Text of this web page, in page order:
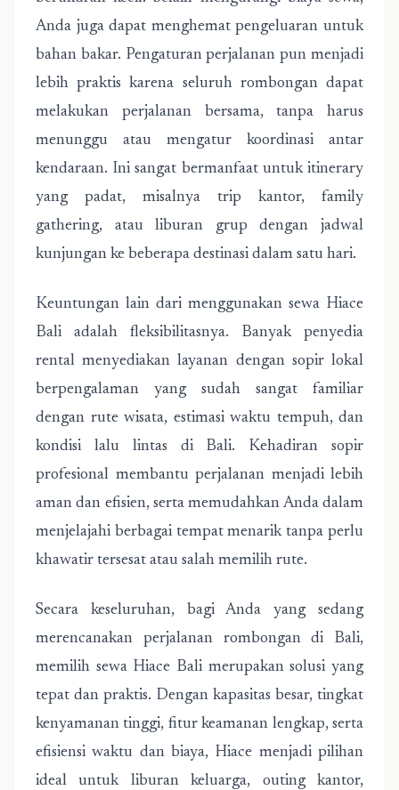
Anda juga dapat menghemat pengeluaran untuk
bahan bakar. Pengaturan perjalanan pun menjadi
lebih praktis karena seluruh rombongan dapat
melakukan perjalanan bersama, tanpa harus
menunggu atau mengatur koordinasi antar
kendaraan. Ini sangat bermanfaat untuk itinerary
yang padat, misalnya trip kantor, family
gathering, atau liburan grup dengan jadwal
kunjungan ke beberapa destinasi dalam satu hari.
Keuntungan lain dari menggunakan sewa Hiace
Bali adalah fleksibilitasnya. Banyak penyedia
rental menyediakan layanan dengan sopir lokal
berpengalaman yang sudah sangat familiar
dengan rute wisata, estimasi waktu tempuh, dan
kondisi lalu lintas di Bali. Kehadiran sopir
profesional membantu perjalanan menjadi lebih
aman dan efisien, serta memudahkan Anda dalam
menjelajahi berbagai tempat menarik tanpa perlu
khawatir tersesat atau salah memilih rute.
Secara keseluruhan, bagi Anda yang sedang
merencanakan perjalanan rombongan di Bali,
memilih sewa Hiace Bali merupakan solusi yang
tepat dan praktis. Dengan kapasitas besar, tingkat
kenyamanan tinggi, fitur keamanan lengkap, serta
efisiensi waktu dan biaya, Hiace menjadi pilihan
ideal untuk liburan keluarga, outing kantor,